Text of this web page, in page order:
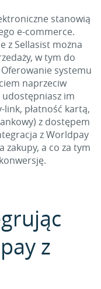
stanowią
e-commerce.
z Sellasist można
w tym do
systemu
naprzeciw
im
płatność kartą,
z dostępem
z Worldpay
zakupy, a co za tym
z